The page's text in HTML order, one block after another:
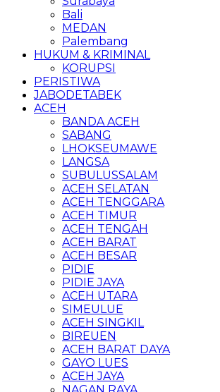
Bali
MEDAN
Palembang
HUKUM & KRIMINAL
KORUPSI
PERISTIWA
JABODETABEK
ACEH
BANDA ACEH
SABANG
LHOKSEUMAWE
LANGSA
SUBULUSSALAM
ACEH SELATAN
ACEH TENGGARA
ACEH TIMUR
ACEH TENGAH
ACEH BARAT
ACEH BESAR
PIDIE
PIDIE JAYA
ACEH UTARA
SIMEULUE
ACEH SINGKIL
BIREUEN
ACEH BARAT DAYA
GAYO LUES
ACEH JAYA